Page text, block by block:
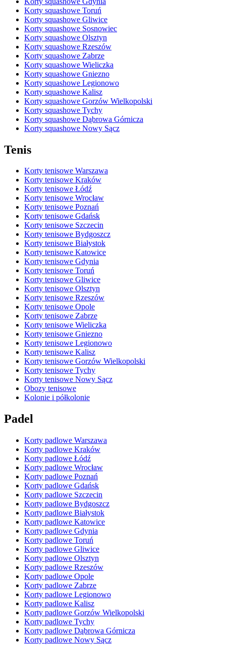
Korty squashowe Toruń
Korty squashowe Gliwice
Korty squashowe Sosnowiec
Korty squashowe Olsztyn
Korty squashowe Rzeszów
Korty squashowe Zabrze
Korty squashowe Wieliczka
Korty squashowe Gniezno
Korty squashowe Legionowo
Korty squashowe Kalisz
Korty squashowe Gorzów Wielkopolski
Korty squashowe Tychy
Korty squashowe Dąbrowa Górnicza
Korty squashowe Nowy Sącz
Tenis
Korty tenisowe Warszawa
Korty tenisowe Kraków
Korty tenisowe Łódź
Korty tenisowe Wrocław
Korty tenisowe Poznań
Korty tenisowe Gdańsk
Korty tenisowe Szczecin
Korty tenisowe Bydgoszcz
Korty tenisowe Białystok
Korty tenisowe Katowice
Korty tenisowe Gdynia
Korty tenisowe Toruń
Korty tenisowe Gliwice
Korty tenisowe Olsztyn
Korty tenisowe Rzeszów
Korty tenisowe Opole
Korty tenisowe Zabrze
Korty tenisowe Wieliczka
Korty tenisowe Gniezno
Korty tenisowe Legionowo
Korty tenisowe Kalisz
Korty tenisowe Gorzów Wielkopolski
Korty tenisowe Tychy
Korty tenisowe Nowy Sącz
Obozy tenisowe
Kolonie i półkolonie
Padel
Korty padlowe Warszawa
Korty padlowe Kraków
Korty padlowe Łódź
Korty padlowe Wrocław
Korty padlowe Poznań
Korty padlowe Gdańsk
Korty padlowe Szczecin
Korty padlowe Bydgoszcz
Korty padlowe Białystok
Korty padlowe Katowice
Korty padlowe Gdynia
Korty padlowe Toruń
Korty padlowe Gliwice
Korty padlowe Olsztyn
Korty padlowe Rzeszów
Korty padlowe Opole
Korty padlowe Zabrze
Korty padlowe Legionowo
Korty padlowe Kalisz
Korty padlowe Gorzów Wielkopolski
Korty padlowe Tychy
Korty padlowe Dąbrowa Górnicza
Korty padlowe Nowy Sącz